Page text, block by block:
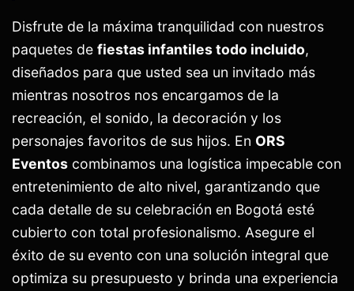
Disfrute de la máxima tranquilidad con nuestros
paquetes de fiestas infantiles todo incluido,
diseñados para que usted sea un invitado más
mientras nosotros nos encargamos de la
recreación, el sonido, la decoración y los
personajes favoritos de sus hijos. En ORS
Eventos combinamos una logística impecable con
entretenimiento de alto nivel, garantizando que
cada detalle de su celebración en Bogotá esté
cubierto con total profesionalismo. Asegure el
éxito de su evento con una solución integral que
optimiza su presupuesto y brinda una experiencia